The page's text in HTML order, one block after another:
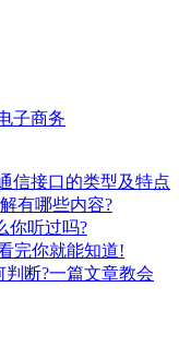
子商务
信接口的类型及特点
有哪些内容?
你听过吗?
完你就能知道!
断?一篇文章教会